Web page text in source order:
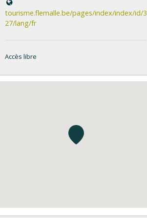
tourisme.flemalle.be/pages/index/index/id/3
27/lang/fr
Accès libre